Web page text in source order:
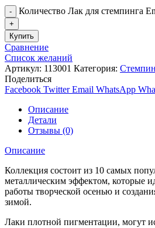
Количество Лак для стемпинга
Купить
Сравнение
Список желаний
Артикул: 113001 Категория:
Поделиться
Facebook Twitter Email WhatsApp
Описание
Детали
Отзывы (0)
Описание
Коллекция состоит из 10 самых
металлическим эффектом, которые
работы творческой осенью и
зимой.
Лаки плотной пигментации, могут